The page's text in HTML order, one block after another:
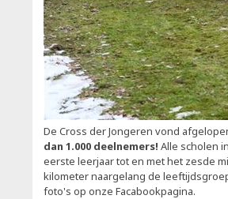
De Cross der Jongeren vond
dan 1.000 deelnemers! Alle scholen
eerste leerjaar tot en met het zesde
kilometer naargelang de
foto's op onze Facabookpagina.